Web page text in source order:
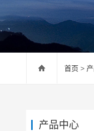
首页 >
产品中心